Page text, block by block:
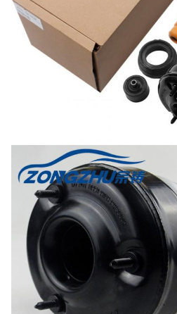
4Z7616051A - 공기 스프링은 아우디 A6
4Z7616052A - 공기 스프링은 아우디 A6
7L8616039D - 공기 스프링은 Q7으로 뛰
7L8616040D - 공기 스프링은 Q7으로 뛰